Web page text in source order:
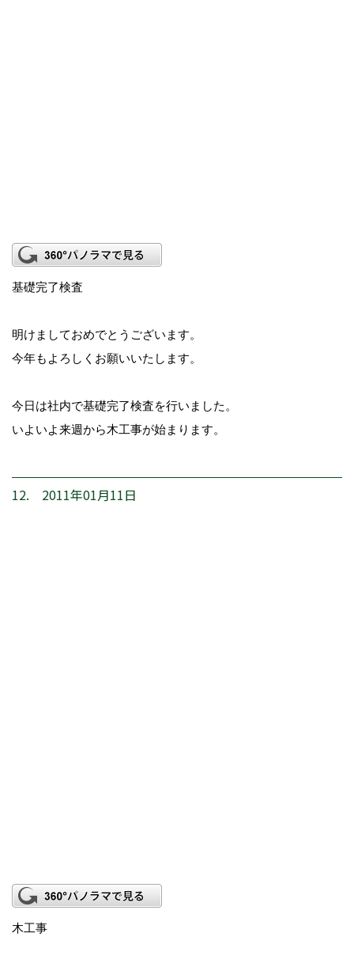
基礎完了検査
明けましておめでとうございます。
今年もよろしくお願いいたします。
今日は社内で基礎完了検査を行いました。
いよいよ来週から木工事が始まります。
12. 2011年01月11日
木工事